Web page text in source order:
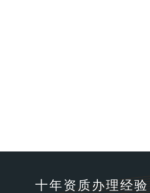
十年资质办理经